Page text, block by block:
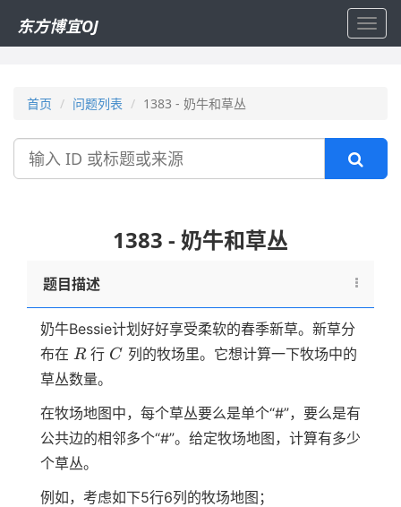
东方博宜OJ
首页 问题列表 1383 - 奶牛和草丛
搜
1383 - 奶牛和草丛
题目描述
奶牛Bessie计划好好享受柔软的春季新草。新草分
布在 R
R行 C
C 列的牧场里。它想计算一下牧场中的
草丛数量。
在牧场地图中，每个草丛要么是单个“#”，要么是有
公共边的相邻多个“#”。给定牧场地图，计算有多少
个草丛。
例如，考虑如下5行6列的牧场地图；